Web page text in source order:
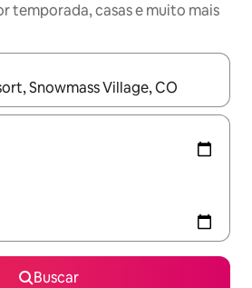
temporada, casas e muito mais
estiverem disponíveis, explore-os
Buscar